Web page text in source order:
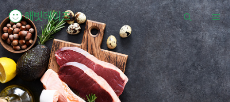
컨
텐
츠
로
건
너
뛰
기
메
뉴